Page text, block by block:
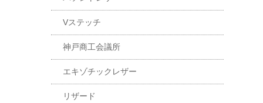
Vステッチ
神戸商工会議所
エキゾチックレザー
リザード